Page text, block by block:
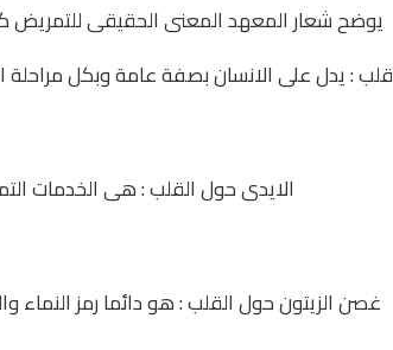
يوضح شعار المعهد المعنى الحقيقى للتمريض
قلب : يدل على الانسان بصفة عامة وبكل
الايدى حول القلب : هى الخدمات
غصن الزيتون حول القلب : هو دائما رمز النماء